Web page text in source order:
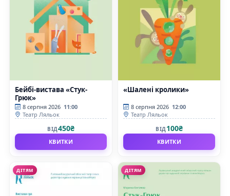
Бейбі-вистава «Стук-
Грюк»
8 серпня 2026 11:00
Театр Ляльок
ВІД450₴
КВИТКИ
«Шалені кролики»
8 серпня 2026 12:00
Театр Ляльок
ВІД100₴
КВИТКИ
ДІТЯМ ДІТЯМ